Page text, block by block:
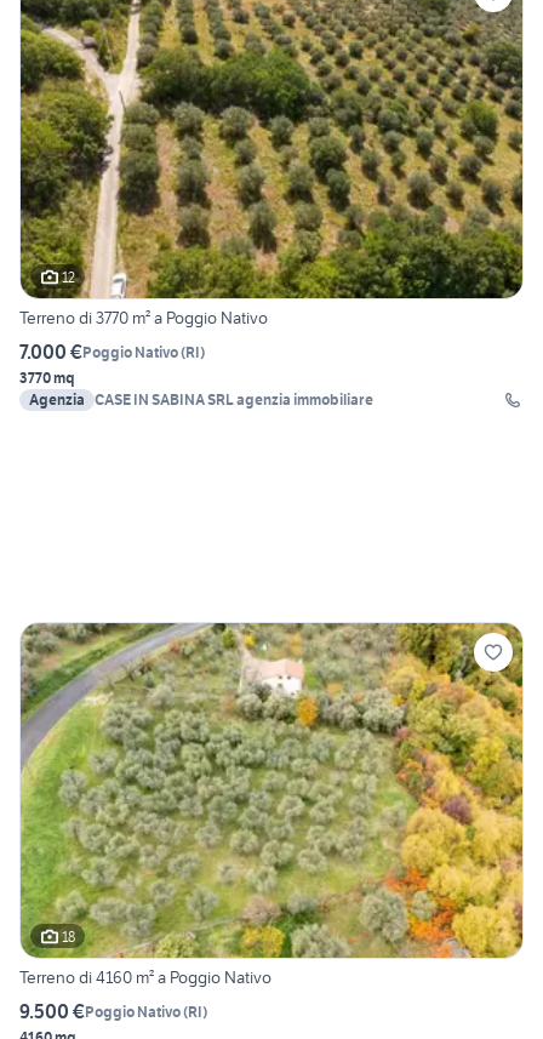
12
Terreno di 3770 m² a Poggio Nativo
7.000 €Poggio Nativo(RI)
3770 mq
Agenzia CASE IN SABINA SRL agenzia immobiliare
18
Terreno di 4160 m² a Poggio Nativo
9.500 €Poggio Nativo(RI)